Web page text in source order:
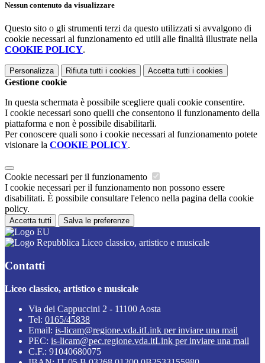
Nessun contenuto da visualizzare
Questo sito o gli strumenti terzi da questo utilizzati si avvalgono di
cookie necessari al funzionamento ed utili alle finalità illustrate nella
COOKIE POLICY.
Personalizza Rifiuta tutti i cookies Accetta tutti i cookies
Gestione cookie
In questa schermata è possibile scegliere quali cookie consentire.
I cookie necessari sono quelli che consentono il funzionamento della
piattaforma e non è possibile disabilitarli.
Per conoscere quali sono i cookie necessari al funzionamento potete
visionare la COOKIE POLICY.
Cookie necessari per il funzionamento
I cookie necessari per il funzionamento non possono essere
disabilitati. È possibile consultare l'elenco nella pagina della cookie
policy.
Accetta tutti Salva le preferenze
Liceo classico, artistico e musicale
Contatti
Liceo classico, artistico e musicale
Via dei Cappuccini 2 - 11100 Aosta
Tel: 0165/45838
Email: is-licam@regione.vda.itLink per inviare una mail
PEC: is-licam@pec.regione.vda.itLink per inviare una mail
C.F.: 91040680075